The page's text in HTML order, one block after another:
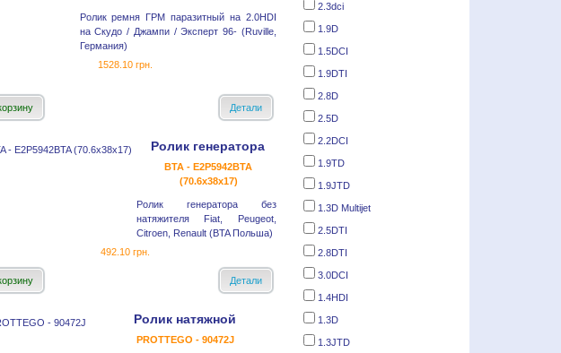
Ролик ремня ГРМ паразитный на 2.0HDI
на Скудо / Джампи / Эксперт 96- (Ruville,
Германия)
1528.10 грн.
Детали
Ролик генератора
BTA - E2P5942BTA
(70.6x38x17)
Ролик генератора без
натяжителя Fiat, Peugeot,
Citroen, Renault (BTA Польша)
492.10 грн.
Детали
Ролик натяжной
PROTTEGO - 90472J
2.3dci
1.9D
1.5DCI
1.9DTI
2.8D
2.5D
2.2DCI
1.9TD
1.9JTD
1.3D Multijet
2.5DTI
2.8DTI
3.0DCI
1.4HDI
1.3D
1.3JTD